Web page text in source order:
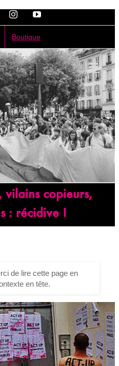
InstagramYouTube
Boutique
vilains copieurs,
: récidive !
de lire cette page en
en tête.